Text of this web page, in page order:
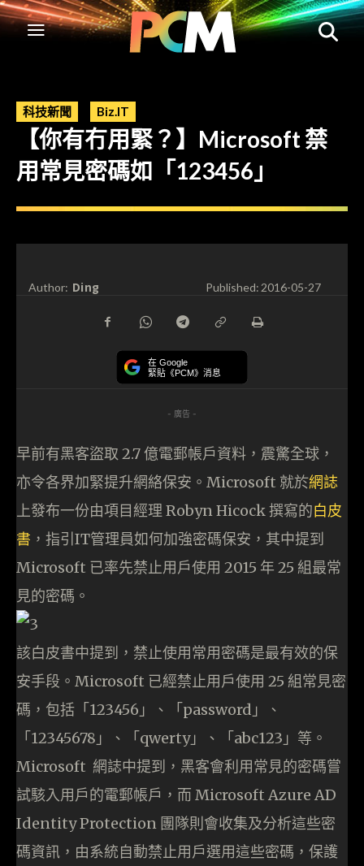
科技新聞 Biz.IT
【你有冇用緊？】Microsoft 禁
用常見密碼如「123456」
Author: Ding Published:2016-05-27
在 Google
緊貼《PCM》消息
- 廣告 -
早前有黑客盜取 2.7 億電郵帳戶資料，震驚全球，
亦令各界加緊提升網絡保安。Microsoft 就於網誌
上發布一份由項目經理 Robyn Hicock 撰寫的白皮
書 ，指引IT管理員如何加強密碼保安，其中提到
Microsoft 已率先禁止用戶使用 2015 年 25 組最常
見的密碼。
該白皮書中提到，禁止使用常用密碼是最有效的保
安手段。Microsoft 已經禁止用戶使用 25 組常見密
碼，包括「123456」、「password」、
「12345678」、「qwerty」、「abc123」等。
Microsoft 網誌中提到，黑客會利用常見的密碼嘗
試駭入用戶的電郵帳戶，而 Microsoft Azure AD
Identity Protection 團隊則會收集及分析這些密
碼資訊，由系統自動禁止用戶選用這些密碼，保護